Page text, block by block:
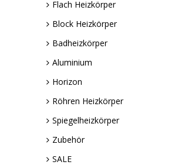
Flach Heizkörper
Block Heizkörper
Badheizkörper
Aluminium
Horizon
Röhren Heizkörper
Spiegelheizkörper
Zubehör
SALE